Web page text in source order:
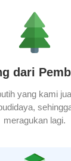
dari
yang kami
meragukan lagi.